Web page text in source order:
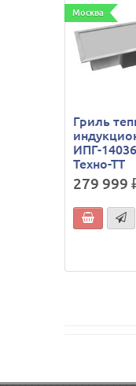
Москва
Гриль
ИПГ-
Техно-ТТ
279 999